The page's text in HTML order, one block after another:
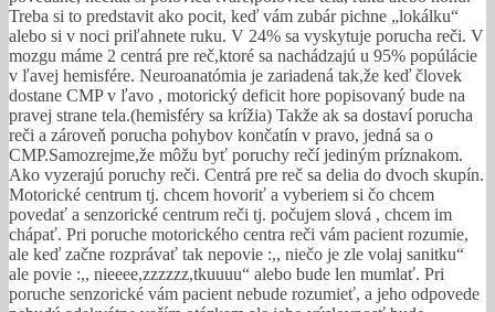
Treba si to predstavit ako pocit, keď vám zubár pichne „lokálku“
alebo si v noci priľahnete ruku. V 24% sa vyskytuje porucha reči. V
mozgu máme 2 centrá pre reč,ktoré sa nachádzajú u 95% popúlácie
v ľavej hemisfére. Neuroanatómia je zariadená tak,že keď človek
dostane CMP v ľavo , motorický deficit hore popisovaný bude na
pravej strane tela.(hemisféry sa krížia) Takže ak sa dostaví porucha
reči a zároveň porucha pohybov končatín v pravo, jedná sa o
CMP.Samozrejme,že môžu byť poruchy rečí jediným príznakom.
Ako vyzerajú poruchy reči. Centrá pre reč sa delia do dvoch skupín.
Motorické centrum tj. chcem hovoriť a vyberiem si čo chcem
povedať a senzorické centrum reči tj. počujem slová , chcem im
chápať. Pri poruche motorického centra reči vám pacient rozumie,
ale keď začne rozprávať tak nepovie :,, niečo je zle volaj sanitku“
ale povie :,, nieeee,zzzzzz,tkuuuu“ alebo bude len mumlať. Pri
poruche senzorické vám pacient nebude rozumieť, a jeho odpovede